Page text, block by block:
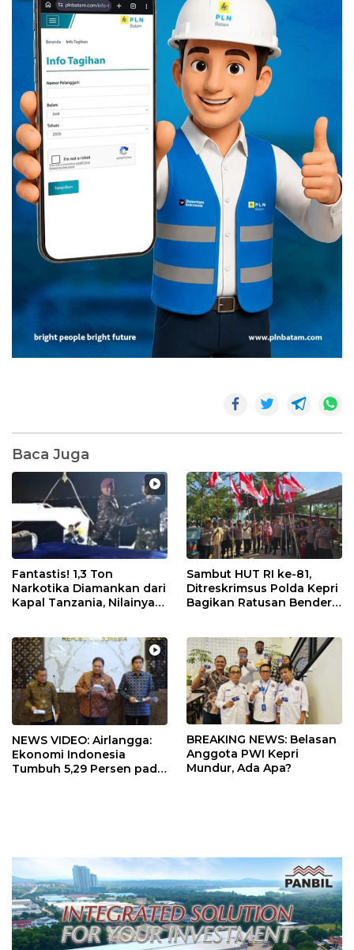
Baca Juga
Fantastis! 1,3 Ton
Narkotika Diamankan dari
Kapal Tanzania, Nilainya
Sambut HUT RI ke-81,
Ditreskrimsus Polda Kepri
Bagikan Ratusan Bendera
NEWS VIDEO: Airlangga:
Ekonomi Indonesia
Tumbuh 5,29 Persen pada
BREAKING NEWS: Belasan
Anggota PWI Kepri
Mundur, Ada Apa?